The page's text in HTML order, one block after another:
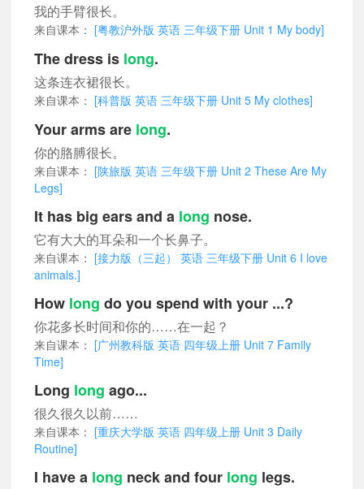
我的手臂很长。
来自课本： [粤教沪外版 英语 三年级下册 Unit 1 My body]
The dress is long.
这条连衣裙很长。
来自课本： [科普版 英语 三年级下册 Unit 5 My clothes]
Your arms are long.
你的胳膊很长。
来自课本： [陕旅版 英语 三年级下册 Unit 2 These Are My
Legs]
It has big ears and a long nose.
它有大大的耳朵和一个长鼻子。
来自课本： [接力版（三起） 英语 三年级下册 Unit 6 I love
animals.]
How long do you spend with your ...?
你花多长时间和你的……在一起？
来自课本： [广州教科版 英语 四年级上册 Unit 7 Family
Time]
Long long ago...
很久很久以前……
来自课本： [重庆大学版 英语 四年级上册 Unit 3 Daily
Routine]
I have a long neck and four long legs.